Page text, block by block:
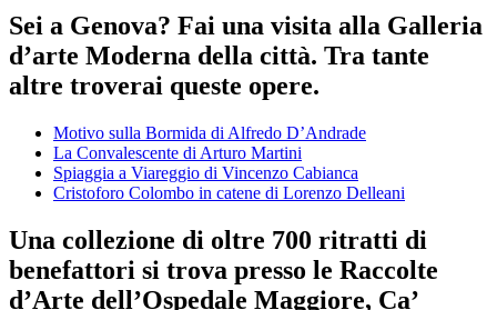
Sei a Genova? Fai una visita alla Galleria
d’arte Moderna della città. Tra tante
altre troverai queste opere.
Motivo sulla Bormida di Alfredo D’Andrade
La Convalescente di Arturo Martini
Spiaggia a Viareggio di Vincenzo Cabianca
Cristoforo Colombo in catene di Lorenzo Delleani
Una collezione di oltre 700 ritratti di
benefattori si trova presso le Raccolte
d’Arte dell’Ospedale Maggiore, Ca’